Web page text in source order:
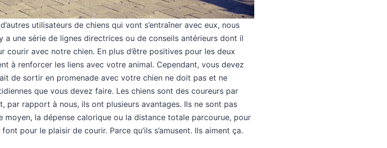
utilisateurs de chiens qui vont s’entraîner avec eux, nous
a une série de lignes directrices ou de conseils antérieurs dont il
avec notre chien. En plus d’être positives pour les deux
à renforcer les liens avec votre animal. Cependant, vous devez
de sortir en promenade avec votre chien ne doit pas et ne
que vous devez faire. Les chiens sont des coureurs par
par rapport à nous, ils ont plusieurs avantages. Ils ne sont pas
moyen, la dépense calorique ou la distance totale parcourue, pour
pour le plaisir de courir. Parce qu’ils s’amusent. Ils aiment ça.